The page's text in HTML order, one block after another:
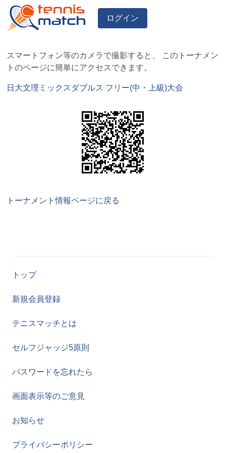
ログイン
スマートフォン等のカメラで撮影すると、 このトーナメン
トのページに簡単にアクセスできます。
日大文理ミックスダブルス フリー(中・上級)大会
トーナメント情報ページに戻る
トップ
新規会員登録
テニスマッチとは
セルフジャッジ5原則
パスワードを忘れたら
画面表示等のご意見
お知らせ
プライバシーポリシー